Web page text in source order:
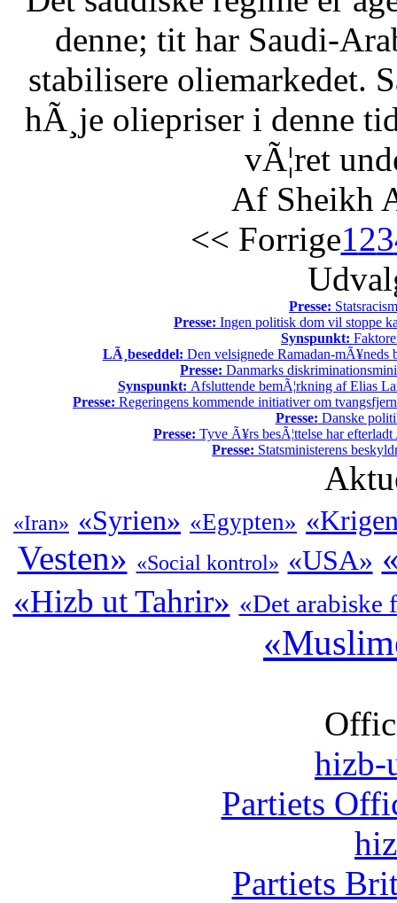
denne; tit har Saudi-
stabilisere oliemarkedet.
hÃ¸je oliepriser i denne
vÃ¦ret
Af Sheikh
<< Forrige123
Presse:
Presse: Ingen politisk dom vil stoppe
Synspunkt:
LÃ¸beseddel: Den velsignede Ramadan-mÃ¥neds
Presse: Danmarks
Synspunkt: Afsluttende bemÃ¦rkning af Elias
Presse: Regeringens kommende initiativer om
Presse: Danske
Presse: Tyve Ã¥rs besÃ¦ttelse har
Presse: Statsministerens
«Iran» «Syrien» «Egypten»
Vesten» «Social kontrol» «USA»
«Hizb ut Tahrir» «Det arabiske
hizb-
Partiets
Partiets